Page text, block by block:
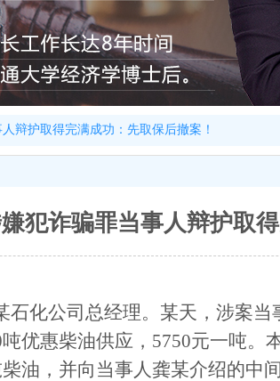
辩护取得完满成功：先取保后撤案！
犯诈骗罪当事人辩护取
石化公司总经理。某天，涉案
吨优惠柴油供应，5750元一吨。
油，并向当事人龚某介绍的中